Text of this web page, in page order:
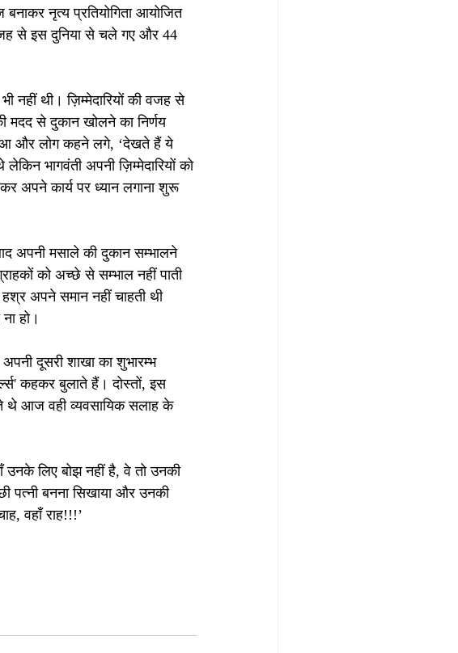
नृत्य प्रतियोगिता आयोजित
से इस दुनिया से चले गए और 44
नहीं थी। ज़िम्मेदारियों की वजह से
मदद से दुकान खोलने का निर्णय
और लोग कहने लगे, ‘देखते हैं ये
भागवंती अपनी ज़िम्मेदारियों को
अपने कार्य पर ध्यान लगाना शुरू
अपनी मसाले की दुकान सम्भालने
को अच्छे से सम्भाल नहीं पाती
अपने समान नहीं चाहती थी
हो।
दूसरी शाखा का शुभारम्भ
कहकर बुलाते हैं। दोस्तों, इस
थे आज वही व्यवसायिक सलाह के
उनके लिए बोझ नहीं है, वे तो उनकी
पत्नी बनना सिखाया और उनकी
वहाँ राह!!!’